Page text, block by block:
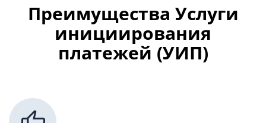
Преимущества Услуги
инициирования
платежей (УИП)